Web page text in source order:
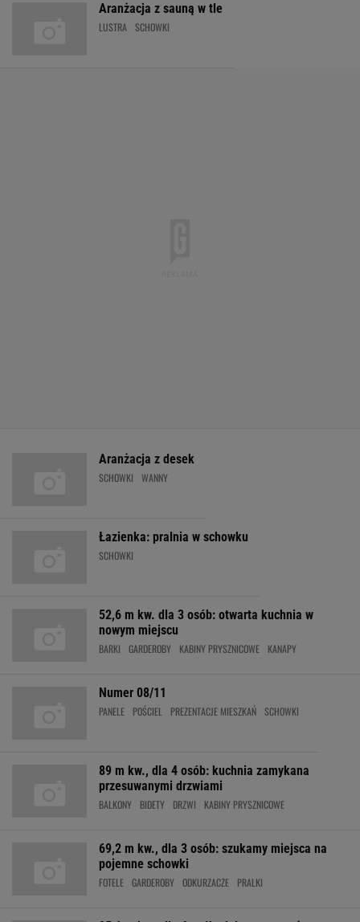
Aranżacja z sauną w tle
LUSTRA SCHOWKI
Aranżacja z desek
SCHOWKI WANNY
Łazienka: pralnia w schowku
SCHOWKI
52,6 m kw. dla 3 osób: otwarta kuchnia w
nowym miejscu
BARKI GARDEROBY KABINY PRYSZNICOWE KANAPY
Numer 08/11
PANELE POŚCIEL PREZENTACJE MIESZKAŃ SCHOWKI
89 m kw., dla 4 osób: kuchnia zamykana
przesuwanymi drzwiami
BALKONY BIDETY DRZWI KABINY PRYSZNICOWE
69,2 m kw., dla 3 osób: szukamy miejsca na
pojemne schowki
FOTELE GARDEROBY ODKURZACZE PRALKI